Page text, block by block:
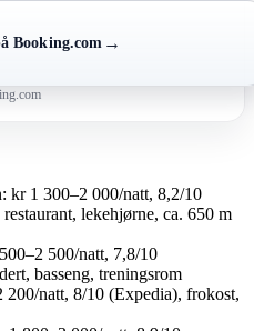
Booking.com →
kr 1 300–2 000/natt, 8,2/10
lekehjørne, ca. 650 m
500/natt, 7,8/10
basseng, treningsrom
natt, 8/10 (Expedia), frokost,